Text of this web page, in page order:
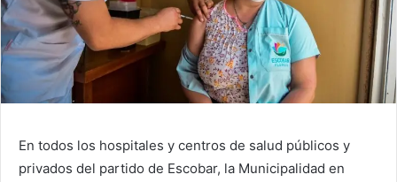
En todos los hospitales y centros de salud públicos y
privados del partido de Escobar, la Municipalidad en